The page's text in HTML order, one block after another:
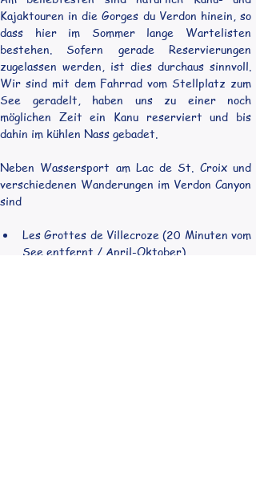
Kajaktouren in die Gorges du Verdon hinein, so
dass hier im Sommer lange Wartelisten
bestehen. Sofern gerade Reservierungen
zugelassen werden, ist dies durchaus sinnvoll.
Wir sind mit dem Fahrrad vom Stellplatz zum
See geradelt, haben uns zu einer noch
möglichen Zeit ein Kanu reserviert und bis
dahin im kühlen Nass gebadet.
Neben Wassersport am Lac de St. Croix und
verschiedenen Wanderungen im Verdon Canyon
sind
Les Grottes de Villecroze (20 Minuten vom
See entfernt / April-Oktober)